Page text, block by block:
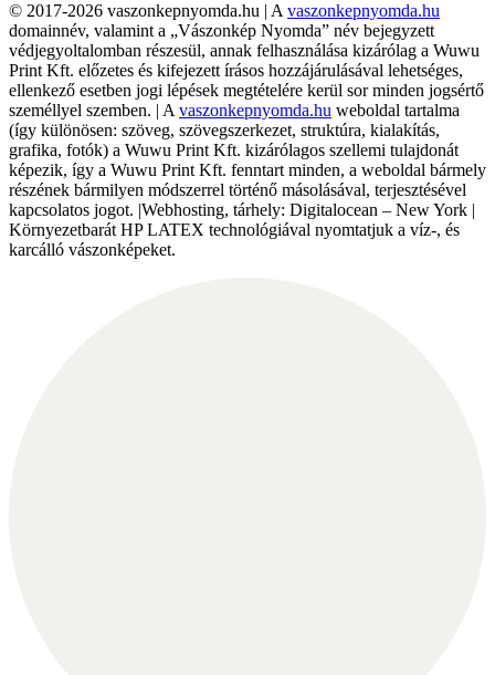
© 2017-2026 vaszonkepnyomda.hu | A vaszonkepnyomda.hu
domainnév, valamint a „Vászonkép Nyomda” név bejegyzett
védjegyoltalomban részesül, annak felhasználása kizárólag a Wuwu
Print Kft. előzetes és kifejezett írásos hozzájárulásával lehetséges,
ellenkező esetben jogi lépések megtételére kerül sor minden jogsértő
személlyel szemben. | A vaszonkepnyomda.hu weboldal tartalma
(így különösen: szöveg, szövegszerkezet, struktúra, kialakítás,
grafika, fotók) a Wuwu Print Kft. kizárólagos szellemi tulajdonát
képezik, így a Wuwu Print Kft. fenntart minden, a weboldal bármely
részének bármilyen módszerrel történő másolásával, terjesztésével
kapcsolatos jogot. |Webhosting, tárhely: Digitalocean – New York |
Környezetbarát HP LATEX technológiával nyomtatjuk a víz-, és
karcálló vászonképeket.